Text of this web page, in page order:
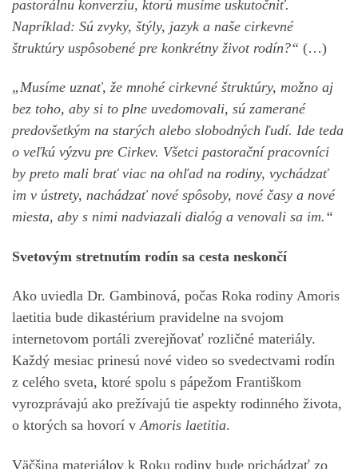
pastorálnu konverziu, ktorú musíme uskutočniť.
Napríklad: Sú zvyky, štýly, jazyk a naše cirkevné
štruktúry uspôsobené pre konkrétny život rodín?“ (…)
„Musíme uznať, že mnohé cirkevné štruktúry, možno aj
bez toho, aby si to plne uvedomovali, sú zamerané
predovšetkým na starých alebo slobodných ľudí. Ide teda
o veľkú výzvu pre Cirkev. Všetci pastorační pracovníci
by preto mali brať viac na ohľad na rodiny, vychádzať
im v ústrety, nachádzať nové spôsoby, nové časy a nové
miesta, aby s nimi nadviazali dialóg a venovali sa im.“
Svetovým stretnutím rodín sa cesta neskončí
Ako uviedla Dr. Gambinová, počas Roka rodiny Amoris
laetitia bude dikastérium pravidelne na svojom
internetovom portáli zverejňovať rozličné materiály.
Každý mesiac prinesú nové video so svedectvami rodín
z celého sveta, ktoré spolu s pápežom Františkom
vyrozprávajú ako prežívajú tie aspekty rodinného života,
o ktorých sa hovorí vAmoris laetitia.
Väčšina materiálov k Roku rodiny bude prichádzať zo